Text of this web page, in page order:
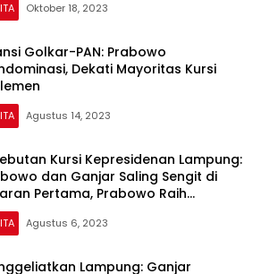
Oktober 18, 2023
Golkar-PAN: Prabowo
Dekati Mayoritas Kursi
Agustus 14, 2023
Kursi Kepresidenan Lampung:
dan Ganjar Saling Sengit di
Pertama, Prabowo Raih
Gemilang di Putaran
Agustus 6, 2023
Lampung: Ganjar